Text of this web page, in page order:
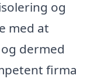
og
med at
dermed
firma